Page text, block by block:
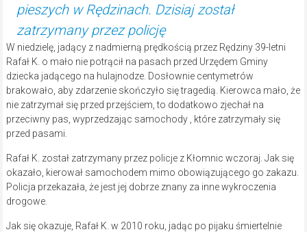
pieszych w Rędzinach. Dzisiaj został
zatrzymany przez policję
W niedzielę, jadący z nadmierną prędkością przez Rędziny 39-letni
Rafał K. o mało nie potrącił na pasach przed Urzędem Gminy
dziecka jadącego na hulajnodze. Dosłownie centymetrów
brakowało, aby zdarzenie skończyło się tragedią. Kierowca mało, że
nie zatrzymał się przed przejściem, to dodatkowo zjechał na
przeciwny pas, wyprzedzając samochody , które zatrzymały się
przed pasami.
Rafał K. został zatrzymany przez policje z Kłomnic wczoraj. Jak się
okazało, kierował samochodem mimo obowiązującego go zakazu.
Policja przekazała, że jest jej dobrze znany za inne wykroczenia
drogowe.
Jak się okazuje, Rafał K. w 2010 roku, jadąc po pijaku śmiertelnie